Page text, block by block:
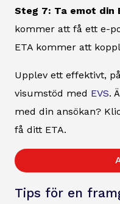
Steg 7: Ta emot din
kommer att få ett e-
ETA kommer att
Upplev ett effektivt,
visumstöd med EVS.
med din ansökan?
få ditt ETA.
Tips för en